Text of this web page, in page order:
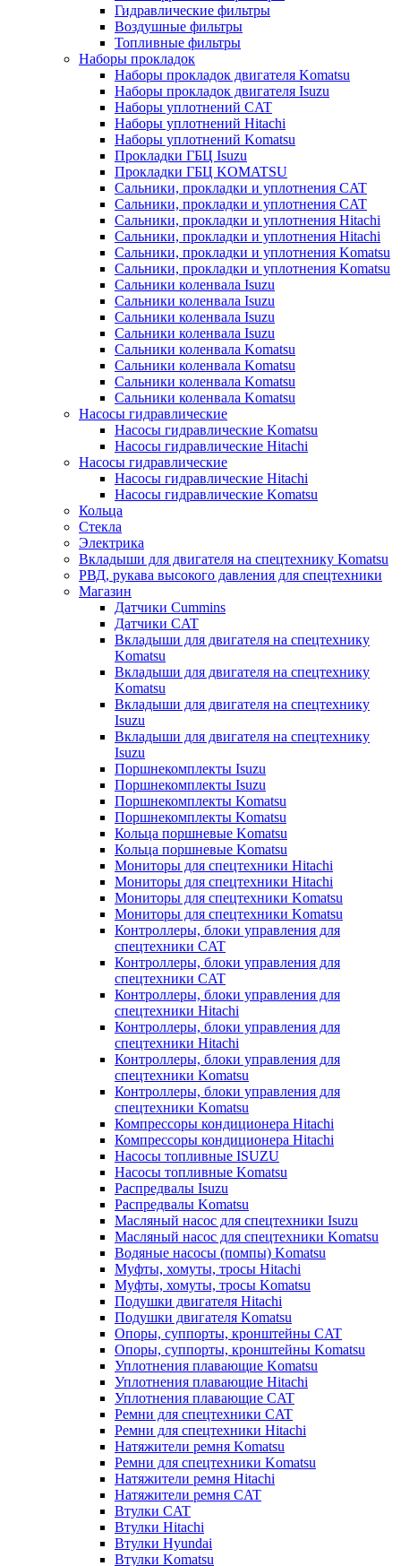
Гидравлические фильтры
Воздушные фильтры
Топливные фильтры
Наборы прокладок
Наборы прокладок двигателя Komatsu
Наборы прокладок двигателя Isuzu
Наборы уплотнений CAT
Наборы уплотнений Hitachi
Наборы уплотнений Komatsu
Прокладки ГБЦ Isuzu
Прокладки ГБЦ KOMATSU
Сальники, прокладки и уплотнения CAT
Сальники, прокладки и уплотнения CAT
Сальники, прокладки и уплотнения Hitachi
Сальники, прокладки и уплотнения Hitachi
Сальники, прокладки и уплотнения Komatsu
Сальники, прокладки и уплотнения Komatsu
Сальники коленвала Isuzu
Сальники коленвала Isuzu
Сальники коленвала Isuzu
Сальники коленвала Isuzu
Сальники коленвала Komatsu
Сальники коленвала Komatsu
Сальники коленвала Komatsu
Сальники коленвала Komatsu
Насосы гидравлические
Насосы гидравлические Komatsu
Насосы гидравлические Hitachi
Насосы гидравлические
Насосы гидравлические Hitachi
Насосы гидравлические Komatsu
Кольца
Стекла
Электрика
Вкладыши для двигателя на спецтехнику Komatsu
РВД, рукава высокого давления для спецтехники
Магазин
Датчики Cummins
Датчики CAT
Вкладыши для двигателя на спецтехнику
Komatsu
Вкладыши для двигателя на спецтехнику
Komatsu
Вкладыши для двигателя на спецтехнику
Isuzu
Вкладыши для двигателя на спецтехнику
Isuzu
Поршнекомплекты Isuzu
Поршнекомплекты Isuzu
Поршнекомплекты Komatsu
Поршнекомплекты Komatsu
Кольца поршневые Komatsu
Кольца поршневые Komatsu
Мониторы для спецтехники Hitachi
Мониторы для спецтехники Hitachi
Мониторы для спецтехники Komatsu
Мониторы для спецтехники Komatsu
Контроллеры, блоки управления для
спецтехники CAT
Контроллеры, блоки управления для
спецтехники CAT
Контроллеры, блоки управления для
спецтехники Hitachi
Контроллеры, блоки управления для
спецтехники Hitachi
Контроллеры, блоки управления для
спецтехники Komatsu
Контроллеры, блоки управления для
спецтехники Komatsu
Компрессоры кондиционера Hitachi
Компрессоры кондиционера Hitachi
Насосы топливные ISUZU
Насосы топливные Komatsu
Распредвалы Isuzu
Распредвалы Komatsu
Масляный насос для спецтехники Isuzu
Масляный насос для спецтехники Komatsu
Водяные насосы (помпы) Komatsu
Муфты, хомуты, тросы Hitachi
Муфты, хомуты, тросы Komatsu
Подушки двигателя Hitachi
Подушки двигателя Komatsu
Опоры, суппорты, кронштейны CAT
Опоры, суппорты, кронштейны Komatsu
Уплотнения плавающие Komatsu
Уплотнения плавающие Hitachi
Уплотнения плавающие CAT
Ремни для спецтехники CAT
Ремни для спецтехники Hitachi
Натяжители ремня Komatsu
Ремни для спецтехники Komatsu
Натяжители ремня Hitachi
Натяжители ремня CAT
Втулки CAT
Втулки Hitachi
Втулки Hyundai
Втулки Komatsu